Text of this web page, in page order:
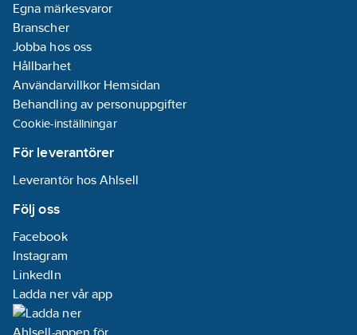
Egna märkesvaror
Branscher
Jobba hos oss
Hållbarhet
Användarvillkor Hemsidan
Behandling av personuppgifter
Cookie-inställningar
För leverantörer
Leverantör hos Ahlsell
Följ oss
Facebook
Instagram
LinkedIn
Ladda ner vår app